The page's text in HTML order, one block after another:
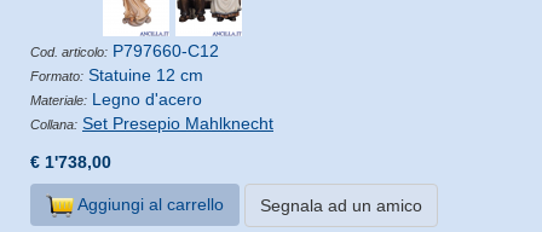
Cod. articolo: P797660-C12
Formato: Statuine 12 cm
Materiale: Legno d'acero
Collana: Set Presepio Mahlknecht
€ 1'738,00
Aggiungi al carrello Segnala ad un amico